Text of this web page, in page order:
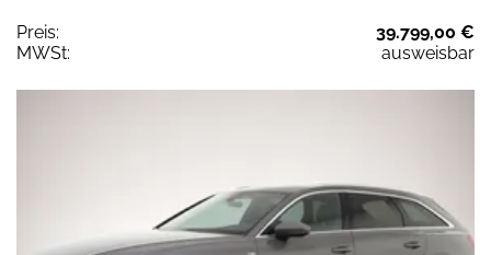
Preis:
39.799,00 €
MWSt:
ausweisbar